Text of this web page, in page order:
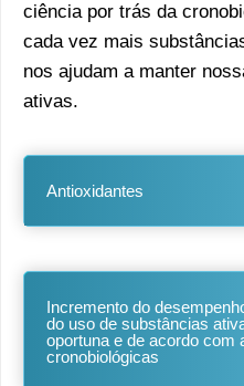
ciência por trás da
cada vez mais
nos ajudam a manter
ativas.
Antioxidantes
Incremento do
do uso de substâncias
oportuna e de acordo com
cronobiológicas